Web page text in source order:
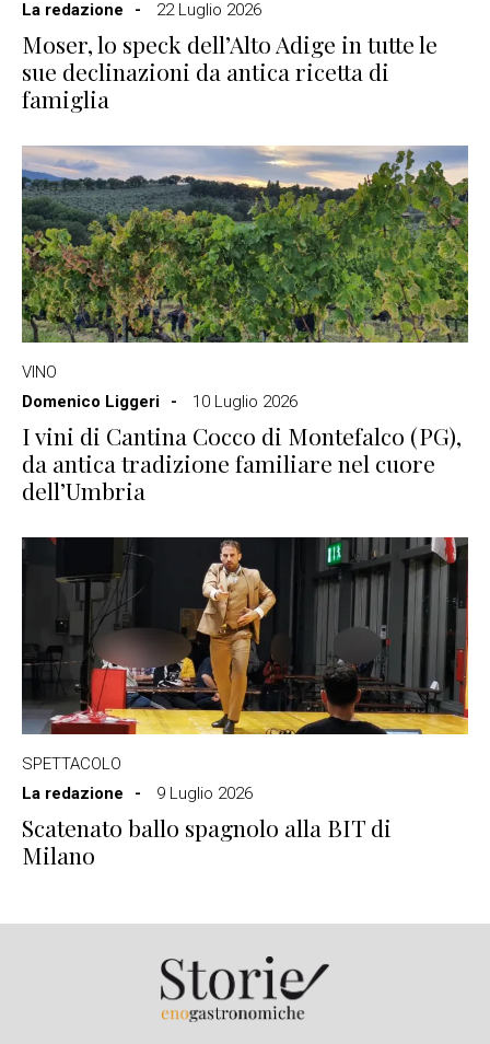
La redazione
22 Luglio 2026
Moser, lo speck dell’Alto Adige in tutte le
sue declinazioni da antica ricetta di
famiglia
VINO
Domenico Liggeri
10 Luglio 2026
I vini di Cantina Cocco di Montefalco (PG),
da antica tradizione familiare nel cuore
dell’Umbria
SPETTACOLO
La redazione
9 Luglio 2026
Scatenato ballo spagnolo alla BIT di
Milano